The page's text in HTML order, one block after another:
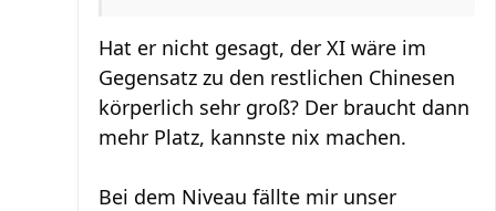
Hat er nicht gesagt, der XI wäre im
Gegensatz zu den restlichen Chinesen
körperlich sehr groß? Der braucht dann
mehr Platz, kannste nix machen.
Bei dem Niveau fällte mir unser